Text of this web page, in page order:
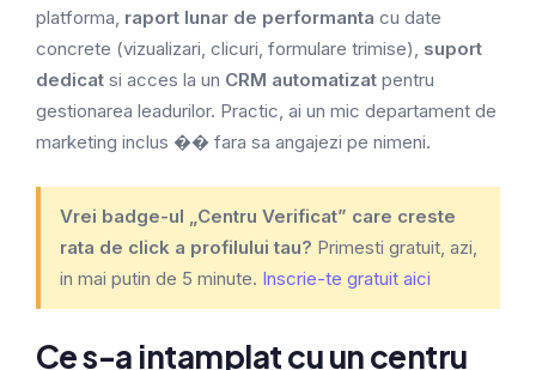
platforma, raport lunar de performanta cu date
concrete (vizualizari, clicuri, formulare trimise), suport
dedicat si acces la un CRM automatizat pentru
gestionarea leadurilor. Practic, ai un mic departament de
marketing inclus �� fara sa angajezi pe nimeni.
Vrei badge-ul „Centru Verificat” care creste
rata de click a profilului tau? Primesti gratuit, azi,
in mai putin de 5 minute. Inscrie-te gratuit aici
Ce s-a intamplat cu un centru